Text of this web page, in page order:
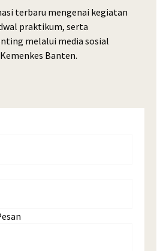
terbaru mengenai kegiatan
praktikum, serta
melalui media sosial
Banten.